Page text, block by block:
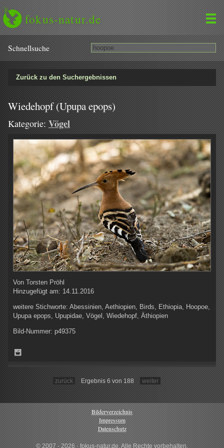
fokus-natur.de
Schnell­suche
Zurück zu den Suchergebnissen
Wiedehopf (Upupa epops)
Kategorie: Vögel
Von Torsten Pröhl
Hinzugefügt am: 14.11.2016
weitere Stichworte: Abessinien, Aethiopien, Birds, Ethiopia, Hoopoe,
Upupa epops, Upupidae, Vögel, Wiedehopf, Äthiopien
Bild-Nummer: p49375
zurück Ergebnis 6 von 188 weiter
Bilderverzeichnis
Impressum
Datenschutz
© 2007 - 2026 · fokus-natur.de, Alle Rechte vorbehalten.